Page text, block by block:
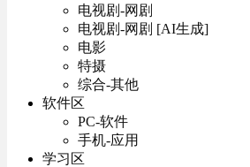
电视剧-网剧
电视剧-网剧 [AI生成]
电影
特摄
综合-其他
软件区
PC-软件
手机-应用
学习区